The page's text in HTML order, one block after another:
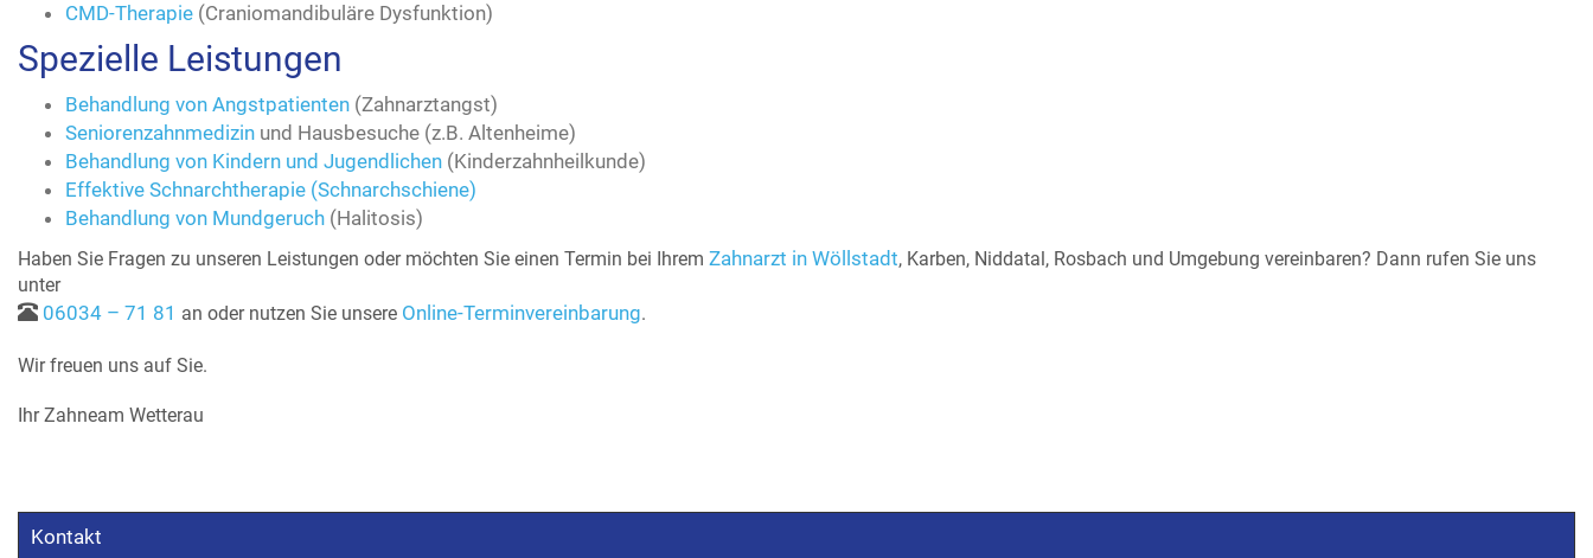
CMD-Therapie (Craniomandibuläre Dysfunktion)
Spezielle Leistungen
Behandlung von Angstpatienten (Zahnarztangst)
Seniorenzahnmedizin und Hausbesuche (z.B. Altenheime)
Behandlung von Kindern und Jugendlichen (Kinderzahnheilkunde)
Effektive Schnarchtherapie (Schnarchschiene)
Behandlung von Mundgeruch (Halitosis)
Haben Sie Fragen zu unseren Leistungen oder möchten Sie einen Termin bei Ihrem Zahnarzt in Wöllstadt, Karben, Niddatal, Rosbach und Umgebung vereinbaren? Dann rufen Sie uns
unter
06034 – 71 81 an oder nutzen Sie unsere Online-Terminvereinbarung.
Wir freuen uns auf Sie.
Ihr Zahneam Wetterau
Kontakt